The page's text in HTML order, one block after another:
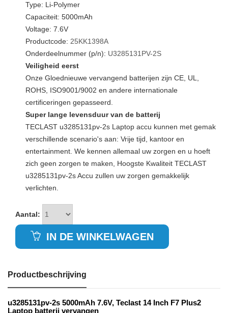
Type: Li-Polymer
Capaciteit: 5000mAh
Voltage: 7.6V
Productcode: 25KK1398A
Onderdeelnummer (p/n): U3285131PV-2S
Veiligheid eerst
Onze Gloednieuwe vervangend batterijen zijn CE, UL,
ROHS, ISO9001/9002 en andere internationale
certificeringen gepasseerd.
Super lange levensduur van de batterij
TECLAST u3285131pv-2s Laptop accu kunnen met gemak
verschillende scenario's aan: Vrije tijd, kantoor en
entertainment. We kennen allemaal uw zorgen en u hoeft
zich geen zorgen te maken, Hoogste Kwaliteit TECLAST
u3285131pv-2s Accu zullen uw zorgen gemakkelijk
verlichten.
Aantal:
IN DE WINKELWAGEN
Productbeschrijving
u3285131pv-2s 5000mAh 7.6V, Teclast 14 Inch F7 Plus2
Laptop batterij vervangen